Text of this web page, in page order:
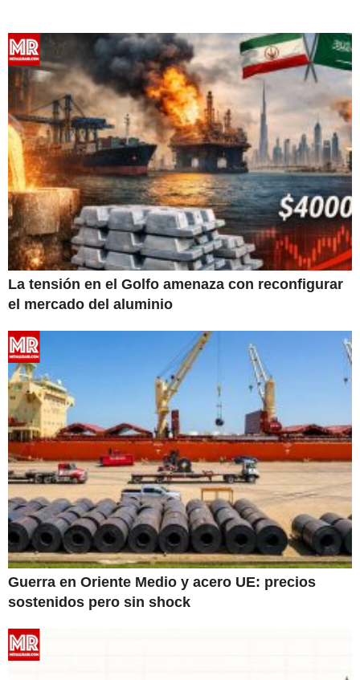
La tensión en el Golfo amenaza con reconfigurar
el mercado del aluminio
Guerra en Oriente Medio y acero UE: precios
sostenidos pero sin shock